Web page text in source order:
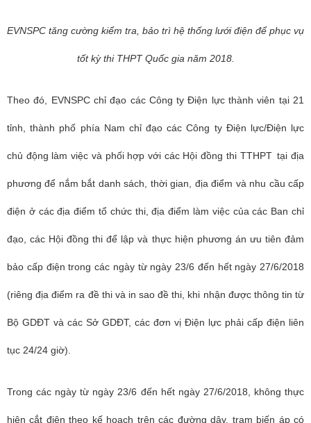
EVNSPC tăng cường kiểm tra, bảo trì hệ thống lưới điện để phục vụ
tốt kỳ thi THPT Quốc gia năm 2018.
Theo đó, EVNSPC chỉ đạo các Công ty Điện lực thành viên tại 21
tỉnh, thành phố phía Nam chỉ đạo các Công ty Điện lực/Điện lực
chủ động làm việc và phối hợp với các Hội đồng thi TTHPT tại địa
phương để nắm bắt danh sách, thời gian, địa điểm và nhu cầu cấp
điện ở các địa điểm tổ chức thi, địa điểm làm việc của các Ban chỉ
đạo, các Hội đồng thi để lập và thực hiện phương án ưu tiên đảm
bảo cấp điện trong các ngày từ ngày 23/6 đến hết ngày 27/6/2018
(riêng địa điểm ra đề thi và in sao đề thi, khi nhận được thông tin từ
Bộ GDĐT và các Sở GDĐT, các đơn vị Điện lực phải cấp điện liên
tục 24/24 giờ).
Trong các ngày từ ngày 23/6 đến hết ngày 27/6/2018, không thực
hiện cắt điện theo kế hoạch trên các đường dây, trạm biến áp có